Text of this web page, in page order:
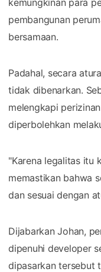
pembangunan
bersamaan.
Padahal, secara
tidak dibenarkan.
melengkapi
diperbolehkan
"Karena legalitas itu
memastikan bahwa
dan sesuai dengan
Dijabarkan Johan,
dipenuhi developer
dipasarkan tersebut